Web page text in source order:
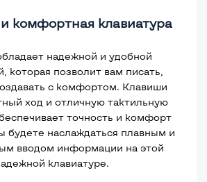
комфортная клавиатура
надежной и удобной
которая позволит вам писать,
с комфортом. Клавиши
ход и отличную тактильную
точность и комфорт
будете наслаждаться плавным и
вводом информации на этой
клавиатуре.